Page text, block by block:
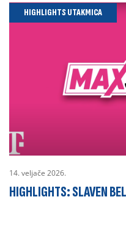
HIGHLIGHTS UTAKMICA
14. veljače 2026.
HIGHLIGHTS: SLAVEN